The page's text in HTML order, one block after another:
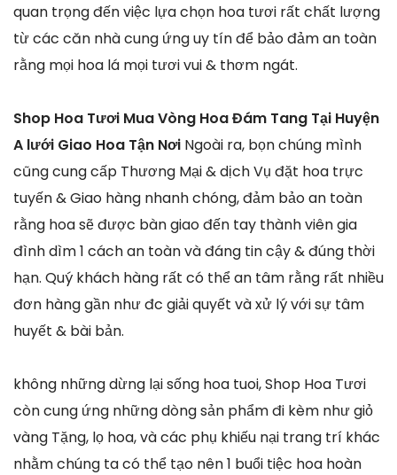
quan trọng đến việc lựa chọn hoa tươi rất chất lượng
từ các căn nhà cung ứng uy tín để bảo đảm an toàn
rằng mọi hoa lá mọi tươi vui & thơm ngát.
Shop Hoa Tươi Mua Vòng Hoa Đám Tang Tại Huyện
A lưới Giao Hoa Tận Nơi Ngoài ra, bọn chúng mình
cũng cung cấp Thương Mại & dịch Vụ đặt hoa trực
tuyến & Giao hàng nhanh chóng, đảm bảo an toàn
rằng hoa sẽ được bàn giao đến tay thành viên gia
đình dìm 1 cách an toàn và đáng tin cậy & đúng thời
hạn. Quý khách hàng rất có thể an tâm rằng rất nhiều
đơn hàng gần như đc giải quyết và xử lý với sự tâm
huyết & bài bản.
không những dừng lại sống hoa tuoi, Shop Hoa Tươi
còn cung ứng những dòng sản phẩm đi kèm như giỏ
vàng Tặng, lọ hoa, và các phụ khiếu nại trang trí khác
nhằm chúng ta có thể tạo nên 1 buổi tiệc hoa hoàn